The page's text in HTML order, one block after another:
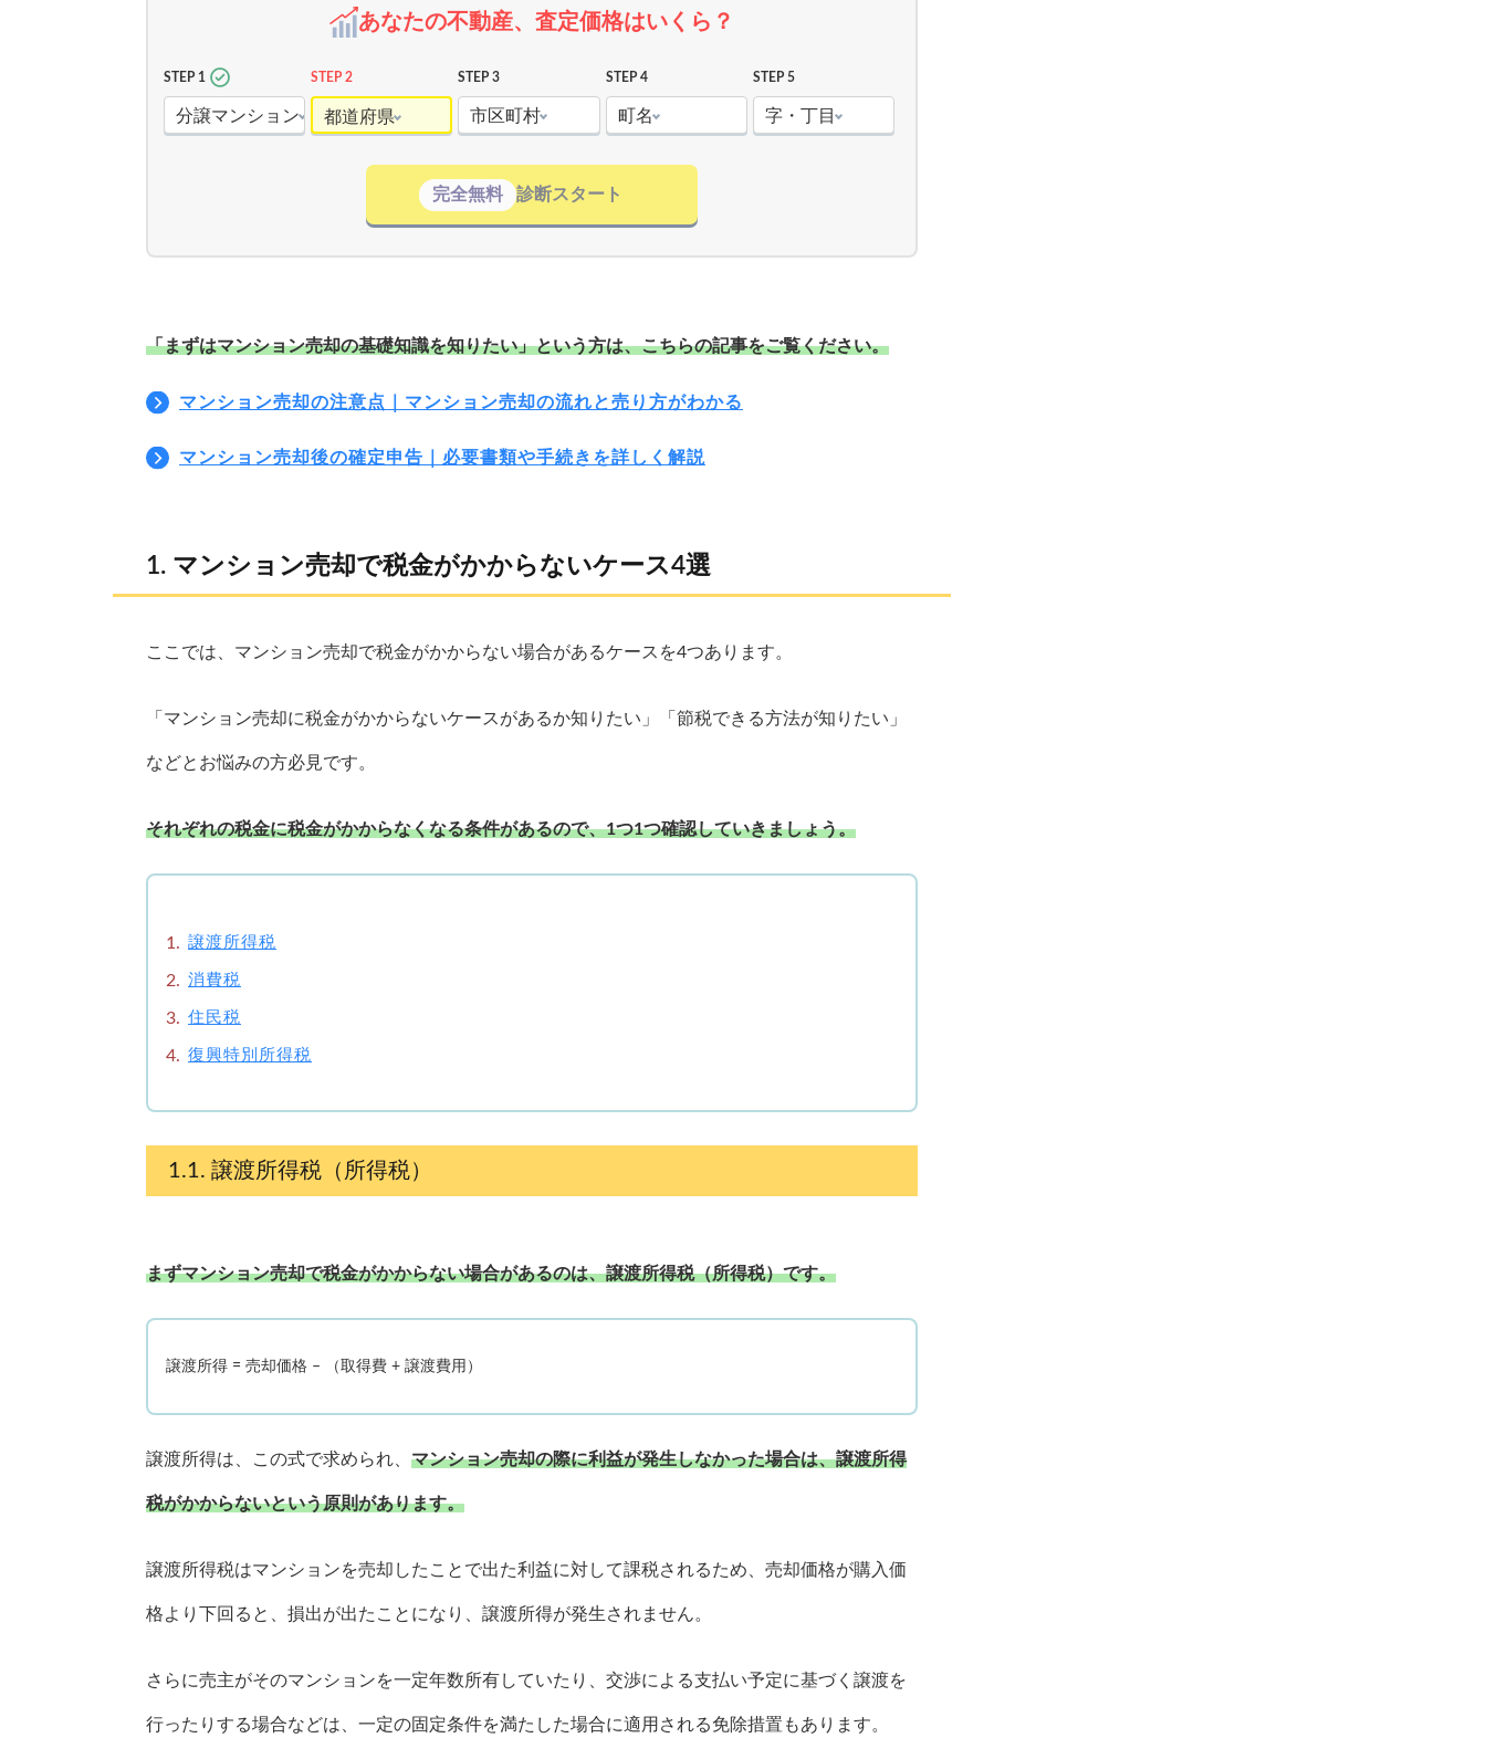
あなたの不動産、査定価格はいくら？
STEP 1
分譲マンション
STEP 2
都道府県
STEP 3
市区町村
STEP 4
町名
STEP 5
字・丁目
完全無料 診断スタート
「まずはマンション売却の基礎知識を知りたい」という方は、こちらの記事をご覧ください。
マンション売却の注意点｜マンション売却の流れと売り方がわかる
マンション売却後の確定申告｜必要書類や手続きを詳しく解説
マンション売却で税金がかからないケース4選
ここでは、マンション売却で税金がかからない場合があるケースを4つあります。
「マンション売却に税金がかからないケースがあるか知りたい」「節税できる方法が知りたい」
などとお悩みの方必見です。
それぞれの税金に税金がかからなくなる条件があるので、1つ1つ確認していきましょう。
譲渡所得税
消費税
住民税
復興特別所得税
譲渡所得税（所得税）
まずマンション売却で税金がかからない場合があるのは、譲渡所得税（所得税）です。
譲渡所得 = 売却価格 – （取得費 + 譲渡費用）
譲渡所得は、この式で求められ、 マンション売却の際に利益が発生しなかった場合は、譲渡所得
税がかからないという原則があります。
譲渡所得税はマンションを売却したことで出た利益に対して課税されるため、売却価格が購入価
格より下回ると、損出が出たことになり、譲渡所得が発生されません。
さらに売主がそのマンションを一定年数所有していたり、交渉による支払い予定に基づく譲渡を
行ったりする場合などは、一定の固定条件を満たした場合に適用される免除措置もあります。